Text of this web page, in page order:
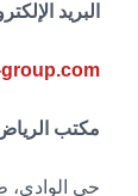
البريد
مكتب
حي الوادي،